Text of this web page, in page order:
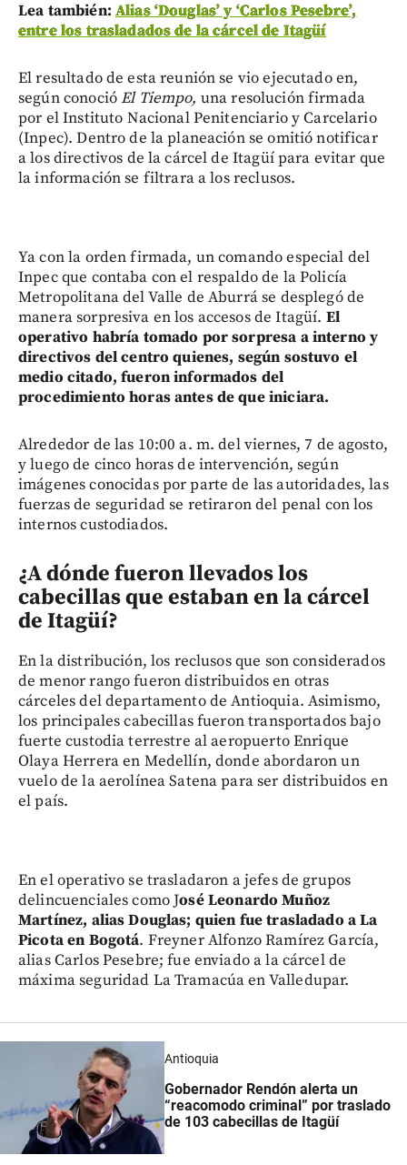
Lea también: Alias ‘Douglas’ y ‘Carlos Pesebre’,
entre los trasladados de la cárcel de Itagüí
El resultado de esta reunión se vio ejecutado en,
según conocióEl Tiempo, una resolución firmada
por el Instituto Nacional Penitenciario y Carcelario
(Inpec). Dentro de la planeación se omitió notificar
a los directivos de la cárcel de Itagüí para evitar que
la información se filtrara a los reclusos.
Ya con la orden firmada, un comando especial del
Inpec que contaba con el respaldo de la Policía
Metropolitana del Valle de Aburrá se desplegó de
manera sorpresiva en los accesos de Itagüí. El
operativo habría tomado por sorpresa a interno y
directivos del centro quienes, según sostuvo el
medio citado, fueron informados del
procedimiento horas antes de que iniciara.
Alrededor de las 10:00 a. m. del viernes, 7 de agosto,
y luego de cinco horas de intervención, según
imágenes conocidas por parte de las autoridades, las
fuerzas de seguridad se retiraron del penal con los
internos custodiados.
¿A dónde fueron llevados los
cabecillas que estaban en la cárcel
de Itagüí?
En la distribución, los reclusos que son considerados
de menor rango fueron distribuidos en otras
cárceles del departamento de Antioquia. Asimismo,
los principales cabecillas fueron transportados bajo
fuerte custodia terrestre al aeropuerto Enrique
Olaya Herrera en Medellín, donde abordaron un
vuelo de la aerolínea Satena para ser distribuidos en
el país.
En el operativo se trasladaron a jefes de grupos
delincuenciales como José Leonardo Muñoz
Martínez, alias Douglas; quien fue trasladado a La
Picota en Bogotá. Freyner Alfonzo Ramírez García,
alias Carlos Pesebre; fue enviado a la cárcel de
máxima seguridad La Tramacúa en Valledupar.
Antioquia
Gobernador Rendón alerta un
“reacomodo criminal” por traslado
de 103 cabecillas de Itagüí